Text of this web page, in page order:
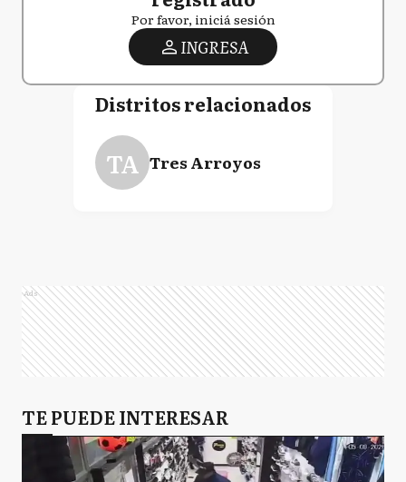
Por favor, iniciá sesión
INGRESA
Distritos relacionados
TA Tres Arroyos
Ads
TE PUEDE INTERESAR